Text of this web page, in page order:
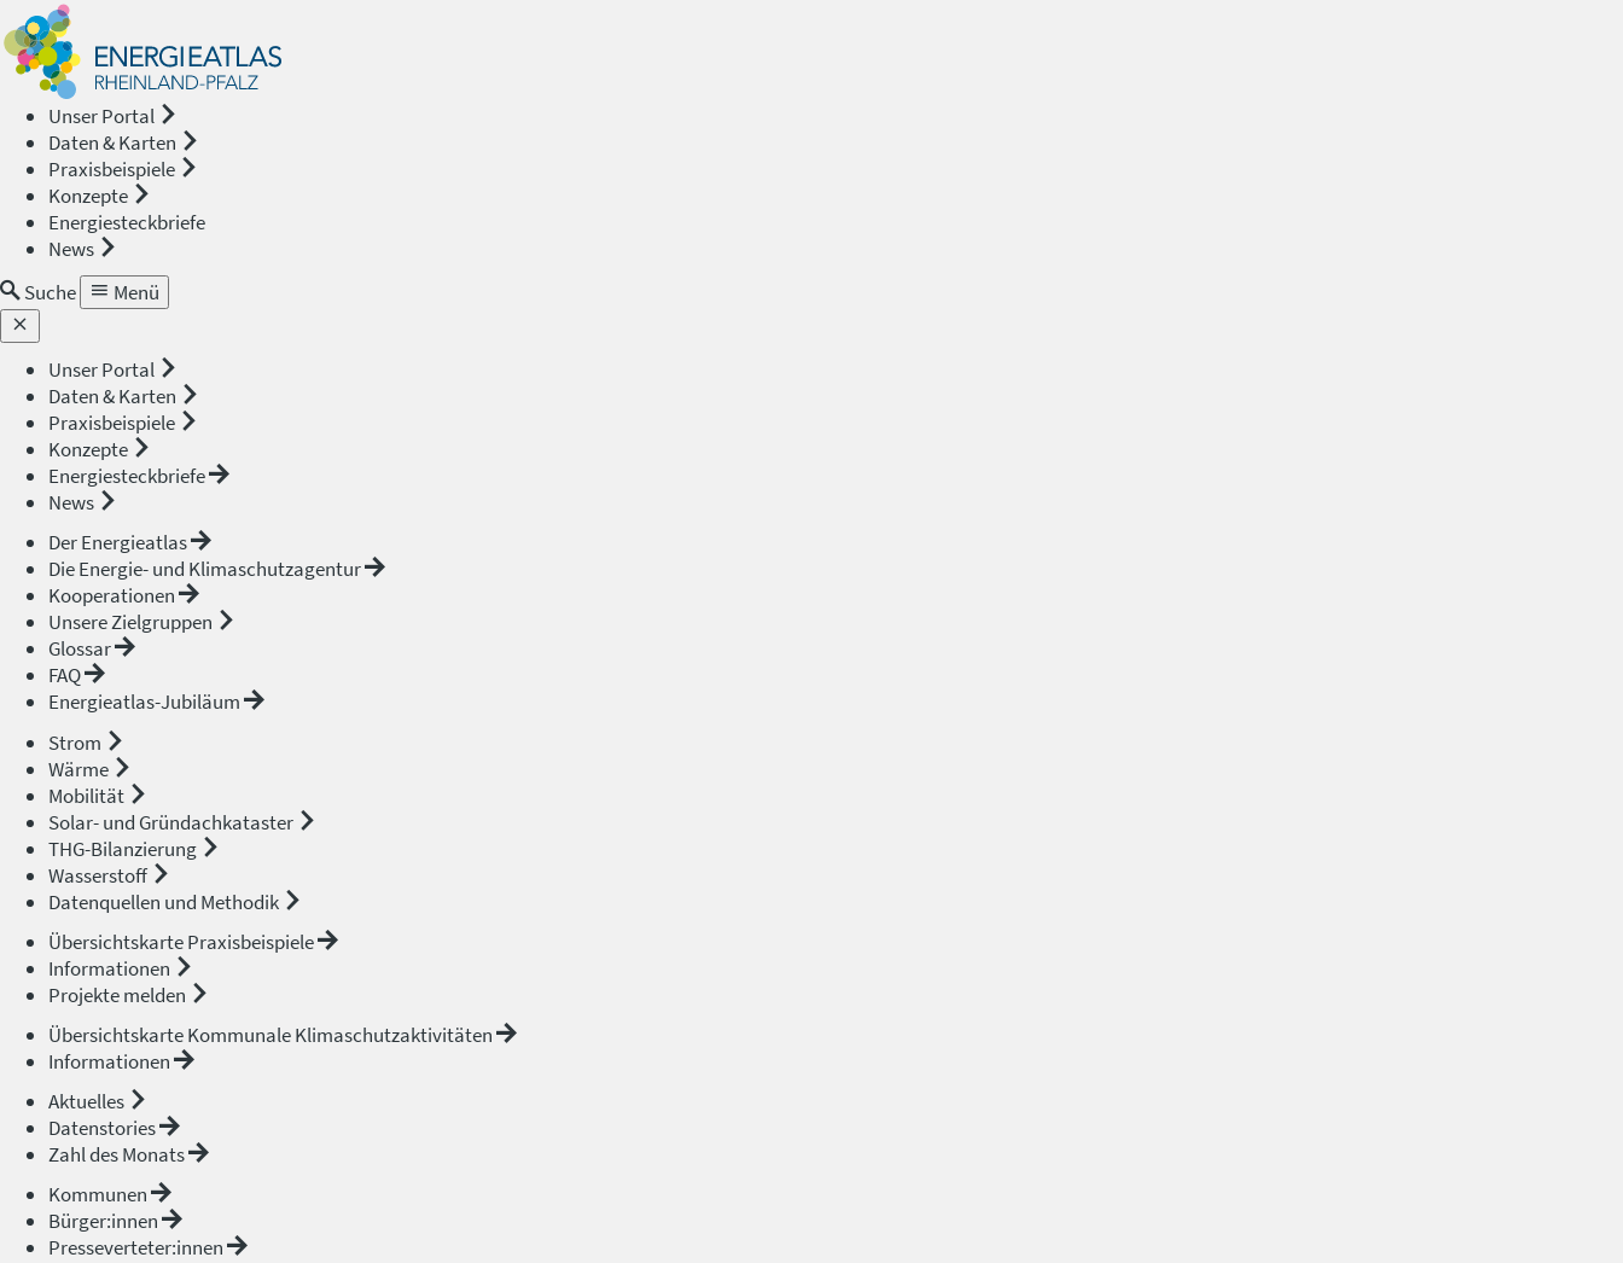
Unser Portal
Daten & Karten
Praxisbeispiele
Konzepte
Energiesteckbriefe
News
Suche
Menü
Unser Portal
Daten & Karten
Praxisbeispiele
Konzepte
Energiesteckbriefe
News
Der Energieatlas
Die Energie- und Klimaschutzagentur
Kooperationen
Unsere Zielgruppen
Glossar
FAQ
Energieatlas-Jubiläum
Strom
Wärme
Mobilität
Solar- und Gründachkataster
THG-Bilanzierung
Wasserstoff
Datenquellen und Methodik
Übersichtskarte Praxisbeispiele
Informationen
Projekte melden
Übersichtskarte Kommunale Klimaschutzaktivitäten
Informationen
Aktuelles
Datenstories
Zahl des Monats
Kommunen
Bürger:innen
Presseverteter:innen